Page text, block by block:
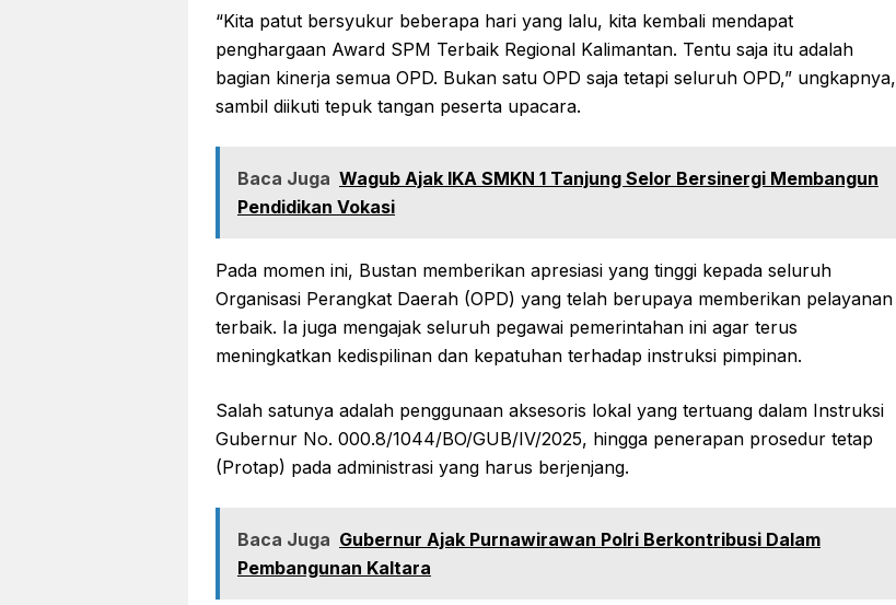
“Kita patut bersyukur beberapa hari yang lalu, kita kembali mendapat
penghargaan Award SPM Terbaik Regional Kalimantan. Tentu saja itu adalah
bagian kinerja semua OPD. Bukan satu OPD saja tetapi seluruh OPD,” ungkapnya,
sambil diikuti tepuk tangan peserta upacara.
Baca Juga Wagub Ajak IKA SMKN 1 Tanjung Selor Bersinergi Membangun
Pendidikan Vokasi
Pada momen ini, Bustan memberikan apresiasi yang tinggi kepada seluruh
Organisasi Perangkat Daerah (OPD) yang telah berupaya memberikan pelayanan
terbaik. Ia juga mengajak seluruh pegawai pemerintahan ini agar terus
meningkatkan kedispilinan dan kepatuhan terhadap instruksi pimpinan.
Salah satunya adalah penggunaan aksesoris lokal yang tertuang dalam Instruksi
Gubernur No. 000.8/1044/BO/GUB/IV/2025, hingga penerapan prosedur tetap
(Protap) pada administrasi yang harus berjenjang.
Baca Juga Gubernur Ajak Purnawirawan Polri Berkontribusi Dalam
Pembangunan Kaltara